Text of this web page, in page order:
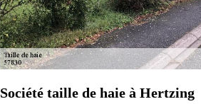
Société taille de haie à Hertzing